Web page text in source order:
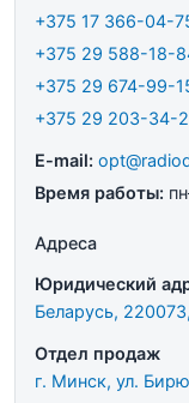
+375 17 366-04-
+375 29 588-18-
+375 29 674-99-
+375 29 203-34-
E-mail:
Время работы:
Адреса
Юридический
Беларусь,
Отдел продаж
г. Минск, ул.